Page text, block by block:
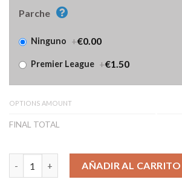
Parche
Ninguno +€0.00
Premier League +€1.50
OPTIONS AMOUNT
FINAL TOTAL
Camiseta Tottenham Hotspur Especial
AÑADIR AL CARRITO